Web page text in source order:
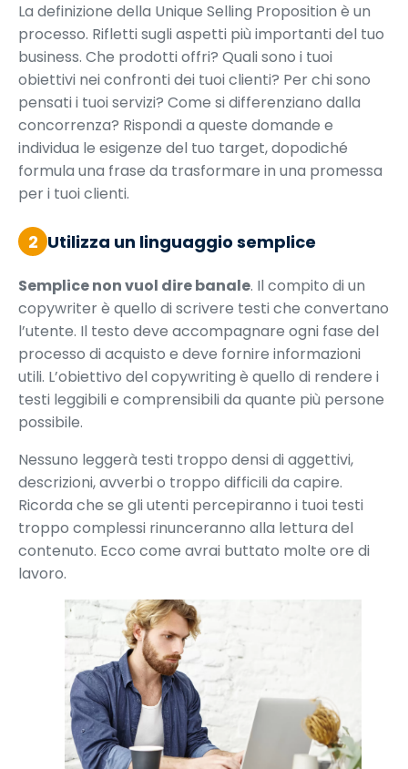
La definizione della Unique Selling Proposition è un
processo. Rifletti sugli aspetti più importanti del tuo
business. Che prodotti offri? Quali sono i tuoi
obiettivi nei confronti dei tuoi clienti? Per chi sono
pensati i tuoi servizi? Come si differenziano dalla
concorrenza? Rispondi a queste domande e
individua le esigenze del tuo target, dopodiché
formula una frase da trasformare in una promessa
per i tuoi clienti.
2 Utilizza un linguaggio semplice
Semplice non vuol dire banale. Il compito di un
copywriter è quello di scrivere testi che convertano
l’utente. Il testo deve accompagnare ogni fase del
processo di acquisto e deve fornire informazioni
utili. L’obiettivo del copywriting è quello di rendere i
testi leggibili e comprensibili da quante più persone
possibile.
Nessuno leggerà testi troppo densi di aggettivi,
descrizioni, avverbi o troppo difficili da capire.
Ricorda che se gli utenti percepiranno i tuoi testi
troppo complessi rinunceranno alla lettura del
contenuto. Ecco come avrai buttato molte ore di
lavoro.